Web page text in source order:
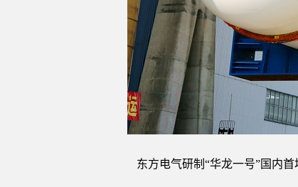
东方电气研制“华龙一号”国内